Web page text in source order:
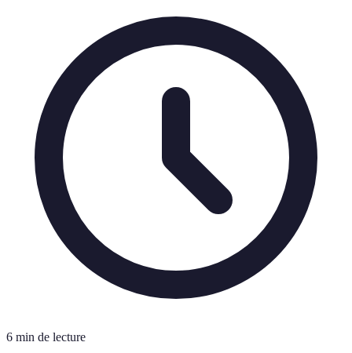
6 min de lecture